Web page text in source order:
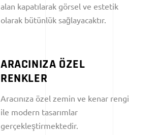
alan kapatılarak görsel ve estetik
olarak bütünlük sağlayacaktır.
ARACINIZA ÖZEL
RENKLER
Aracınıza özel zemin ve kenar rengi
ile modern tasarımlar
gerçekleştirmektedir.